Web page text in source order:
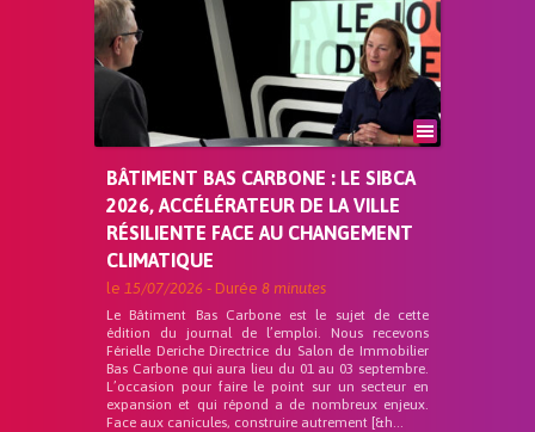
BÂTIMENT BAS CARBONE : LE SIBCA
2026, ACCÉLÉRATEUR DE LA VILLE
RÉSILIENTE FACE AU CHANGEMENT
CLIMATIQUE
le 15/07/2026 - Durée 8 minutes
Le Bâtiment Bas Carbone est le sujet de cette
édition du journal de l’emploi. Nous recevons
Férielle Deriche Directrice du Salon de Immobilier
Bas Carbone qui aura lieu du 01 au 03 septembre.
L’occasion pour faire le point sur un secteur en
expansion et qui répond a de nombreux enjeux.
Face aux canicules, construire autrement [&h...